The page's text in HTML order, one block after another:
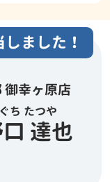
ました！
御幸ヶ原店
ち たつや
達也